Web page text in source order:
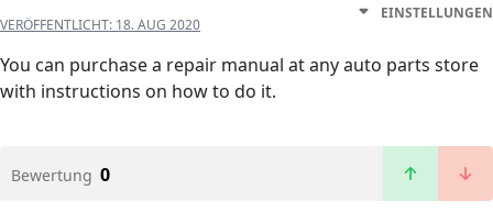
VERÖFFENTLICHT: 18. AUG 2020
EINSTELLUNGEN
You can purchase a repair manual at any auto parts store
with instructions on how to do it.
Bewertung 0